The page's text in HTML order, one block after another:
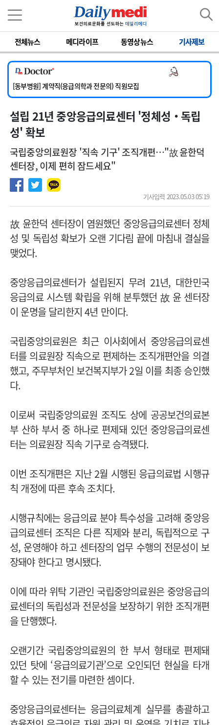
전체뉴스 메디라이프 동영상뉴스 기사제보
[서울아산병원] 2026년 하반기 인턴 모집
[영남대학교의료원] 마취통증의학과 임기제 임상의사 채용
[충남대학교병원] 소아청소년과(소아응급전담) 계약직 의사 공개채용
[동부병원] 계약직(응급의학과 전문의) 직원모집
[이대목동병원] 하반기 전공의(레지던트1년차) 모집
[서울아산병원] 2026년 하반기 인턴 모집
[영남대학교의료원] 마취통증의학과 임기제 임상의사 채용
설립 21년 중앙응급의료센터 '정체성‧독립
성' 확보
국립중앙의료원장 '직속 기구' 조직개편 …"故 윤한덕
센터장, 이제 편히 잠드세요"
기사입력 2023.05.03 05:19
故 윤한덕 센터장이 염원했던 중앙응급의료센터 정체
성 및 독립성 확보가 오랜 기다림 끝에 마침내 결실을
맺었다.
중앙응급의료센터가 설립된지 무려 21년, 대한민국
응급의료 시스템 확립을 위해 분투했던 故 윤 센터장
이 운명을 달리한지 4년 만이다.
국립중앙의료원은 최근 이사회에서 중앙응급의료센
터를 의료원장 직속으로 편제하는 조직개편안을 의결
했고, 주무부처인 보건복지부가 2일 이를 최종 승인했
다.
이로써 국립중앙의료원 조직도 상에 공공보건의료본
부 산하 부서 중 하나로 편제돼 있던 중앙응급의료센
터는 의료원장 직속 기구로 승격됐다.
이번 조직개편은 지난 2월 시행된 응급의료법 시행규
칙 개정에 따른 후속 조치다.
시행규칙에는 응급의료 분야 특수성을 고려해 중앙응
급의료센터 조직은 다른 직제와 분리, 독립적으로 구
성, 운영해야 하고 센터장의 업무 수행의 전문성이 보
장돼야 한다고 명시됐다.
이에 따라 위탁 기관인 국립중앙의료원은 중앙응급의
료센터의 독립성과 전문성을 보장하기 위한 조직개편
을 단행했다.
오랜기간 국립중앙의료원의 한 부서 형태로 편제돼
있던 탓에 ‘응급의료기관’으로 오인되던 현실을 타개
할 수 있는 전기를 마련한 셈이다.
중앙응급의료센터는 응급의료체계 실무를 총괄하고